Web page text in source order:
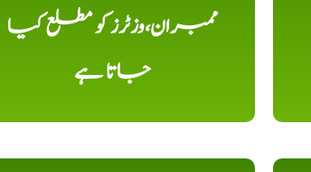
ممبران،وزٹرز کو مطلع کیا
جاتا ہے